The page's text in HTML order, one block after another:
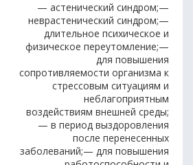
— астенический синдром;—
неврастенический синдром;—
длительное психическое и
физическое переутомление;—
для повышения
сопротивляемости организма к
стрессовым ситуациям и
неблагоприятным
воздействиям внешней среды;
— в период выздоровления
после перенесенных
заболеваний;— для повышения